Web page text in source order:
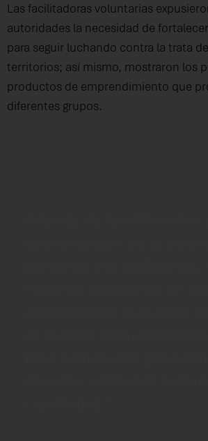
Las facilitadoras voluntarias
autoridades la necesidad de
para seguir luchando contra la trata
territorios; así mismo, mostraron los
productos de emprendimiento que
diferentes grupos.